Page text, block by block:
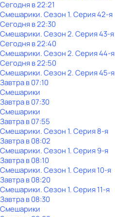
Сегодня в 22:21
Смешарики. Сезон 1. Серия 42-я
Сегодня в 22:30
Смешарики. Сезон 2. Серия 43-я
Сегодня в 22:40
Смешарики. Сезон 2. Серия 44-я
Сегодня в 22:50
Смешарики. Сезон 2. Серия 45-я
Завтра в 07:10
Смешарики
Завтра в 07:30
Смешарики
Завтра в 07:55
Смешарики. Сезон 1. Серия 8-я
Завтра в 08:02
Смешарики. Сезон 1. Серия 9-я
Завтра в 08:10
Смешарики. Сезон 1. Серия 10-я
Завтра в 08:20
Смешарики. Сезон 1. Серия 11-я
Завтра в 08:30
Смешарики